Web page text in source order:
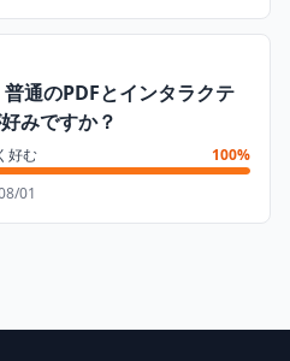
通のPDFとインタラクテ
みですか？
好む
100%
01